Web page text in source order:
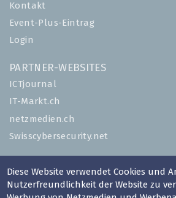
Kontakt
Event-Plus-Eintrag
Login
PARTNER-WEBSITES
ICTjournal
IT-Markt.ch
netzmedien.ch
Swisscybersecurity.net
Impressum
Diese Website verwendet Cookies und
Nutzerfreundlichkeit der Website zu